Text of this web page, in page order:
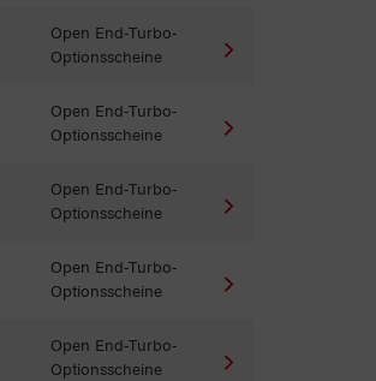
Open End-Turbo-
Optionsscheine
Open End-Turbo-
Optionsscheine
Open End-Turbo-
Optionsscheine
Open End-Turbo-
Optionsscheine
Open End-Turbo-
Optionsscheine